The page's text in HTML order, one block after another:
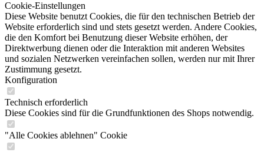
Cookie-Einstellungen
Diese Website benutzt Cookies, die für den technischen Betrieb der
Website erforderlich sind und stets gesetzt werden. Andere Cookies,
die den Komfort bei Benutzung dieser Website erhöhen, der
Direktwerbung dienen oder die Interaktion mit anderen Websites
und sozialen Netzwerken vereinfachen sollen, werden nur mit Ihrer
Zustimmung gesetzt.
Konfiguration
Technisch erforderlich
Diese Cookies sind für die Grundfunktionen des Shops notwendig.
"Alle Cookies ablehnen" Cookie